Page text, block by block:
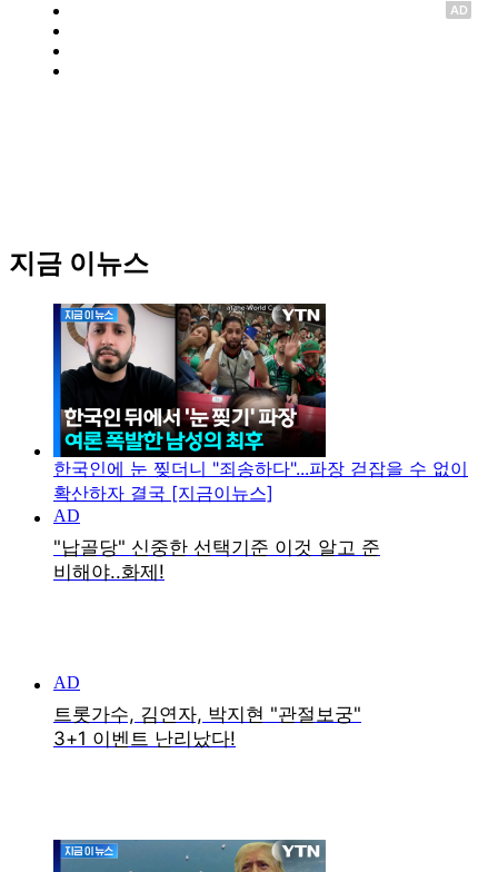
AD
지금 이뉴스
한국인에 눈 찢더니 "죄송하다"...파장 걷잡을 수 없이
확산하자 결국 [지금이뉴스]